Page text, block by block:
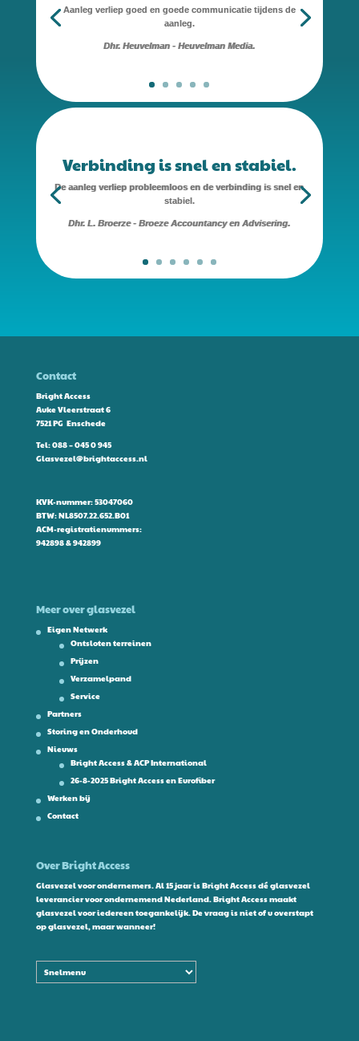
Aanleg verliep goed en goede communicatie tijdens de
aanleg.
Dhr. Heuvelman - Heuvelman Media.
Verbinding is snel en stabiel.
De aanleg verliep probleemloos en de verbinding is snel en
stabiel.
Dhr. L. Broerze - Broeze Accountancy en Advisering.
Contact
Bright Access
Auke Vleerstraat 6
7521 PG Enschede
Tel:088 – 045 0 945
Glasvezel@brightaccess.nl
KVK-nummer: 53047060
BTW: NL8507.22.652.B01
ACM-registratienummers:
942898 & 942899
Meer over glasvezel
Eigen Netwerk
Ontsloten terreinen
Prijzen
Verzamelpand
Service
Partners
Storing en Onderhoud
Nieuws
Bright Access & ACP International
26-8-2025 Bright Access en Eurofiber
Werken bij
Contact
Over Bright Access
Glasvezel voor ondernemers. Al 15 jaar is Bright Access dé glasvezel
leverancier voor ondernemend Nederland. Bright Access maakt
glasvezel voor iedereen toegankelijk. De vraag is niet of u overstapt
op glasvezel, maar wanneer!